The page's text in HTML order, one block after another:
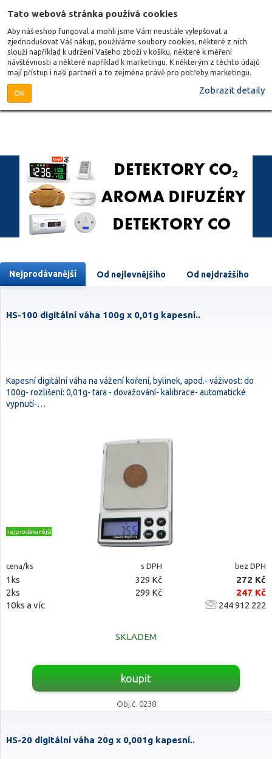
Tato webová stránka používá cookies
Aby náš eshop fungoval a mohli jsme Vám neustále vylepšovat a
zjednodušovat Váš nákup, používáme soubory cookies, některé z nich
slouží například k udržení Vašeho zboží v košíku, některé k měření
návštěvnosti a některé například k marketingu. K některým z těchto údajů
mají přístup i naši partneři a to zejména právě pro potřeby marketingu.
OK Zobrazit detaily
Nejprodávanější Od nejlevnějšího Od nejdražšího
HS-100 digitální váha 100g x 0,01g kapesní..
Kapesní digitální váha na vážení koření, bylinek, apod.- váživost: do
100g- rozlišení: 0,01g- tara - dovažování- kalibrace- automatické
vypnutí-…
nejprodávanější
cena/ks s DPH bez DPH
1ks 329 Kč
272 Kč
2ks
299 Kč
247 Kč
10ks a víc
244 912 222
SKLADEM
koupit
Obj.č. 0238
HS-20 digitální váha 20g x 0,001g kapesní..